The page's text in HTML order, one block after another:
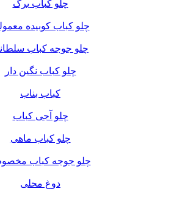
چلو کباب برگ
چلو کباب کوبیده
چلو جوجه کباب
چلو کباب نگین دار
کباب بناب
چلو آجی کباب
چلو کباب ماهی
چلو جوجه کباب
دوغ محلی